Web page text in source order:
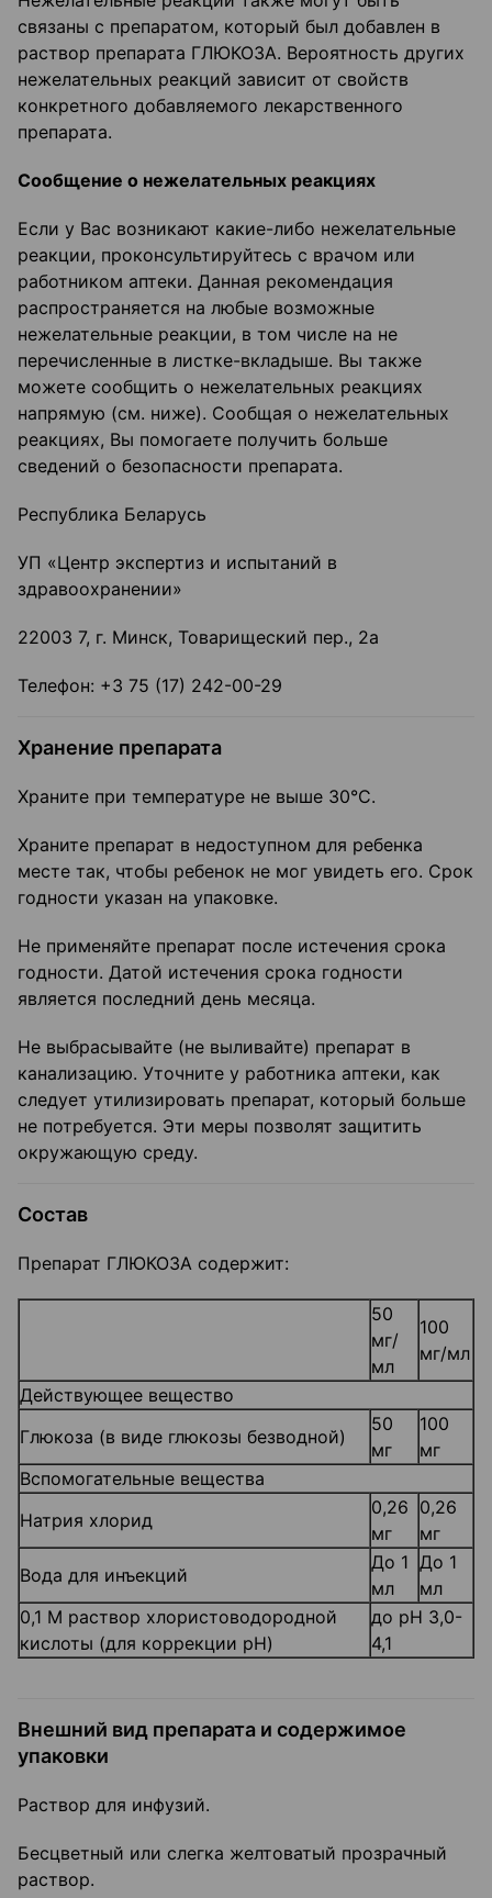
связаны с препаратом, который был добавлен в
раствор препарата ГЛЮКОЗА. Вероятность других
нежелательных реакций зависит от свойств
конкретного добавляемого лекарственного
препарата.
Сообщение о нежелательных реакциях
Если у Вас возникают какие-либо нежелательные
реакции, проконсультируйтесь с врачом или
работником аптеки. Данная рекомендация
распространяется на любые возможные
нежелательные реакции, в том числе на не
перечисленные в листке-вкладыше. Вы также
можете сообщить о нежелательных реакциях
напрямую (см. ниже). Сообщая о нежелательных
реакциях, Вы помогаете получить больше
сведений о безопасности препарата.
Республика Беларусь
УП «Центр экспертиз и испытаний в
здравоохранении»
22003 7, г. Минск, Товарищеский пер., 2а
Телефон: +3 75 (17) 242-00-29
Хранение препарата
Храните при температуре не выше 30°С.
Храните препарат в недоступном для ребенка
месте так, чтобы ребенок не мог увидеть его. Срок
годности указан на упаковке.
Не применяйте препарат после истечения срока
годности. Датой истечения срока годности
является последний день месяца.
Не выбрасывайте (не выливайте) препарат в
канализацию. Уточните у работника аптеки, как
следует утилизировать препарат, который больше
не потребуется. Эти меры позволят защитить
окружающую среду.
Состав
Препарат ГЛЮКОЗА содержит:
50
мг/
мл
100
мг/мл
Действующее вещество
Глюкоза (в виде глюкозы безводной)
50
мг
100
мг
Вспомогательные вещества
Натрия хлорид
0,26
мг
0,26
мг
Вода для инъекций
До 1
мл
До 1
мл
0,1 М раствор хлористоводородной
кислоты (для коррекции pH)
до pH 3,0-
4,1
Внешний вид препарата и содержимое
упаковки
Раствор для инфузий.
Бесцветный или слегка желтоватый прозрачный
раствор.